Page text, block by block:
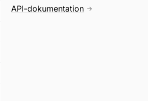
API-dokumentation